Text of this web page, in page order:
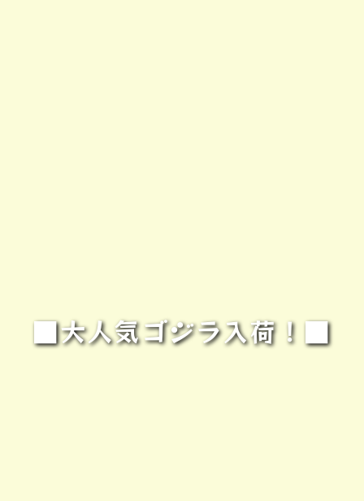
■大人気ゴジラ入荷！■